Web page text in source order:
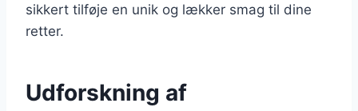
sikkert tilføje en unik og lækker smag til dine
retter.
Udforskning af